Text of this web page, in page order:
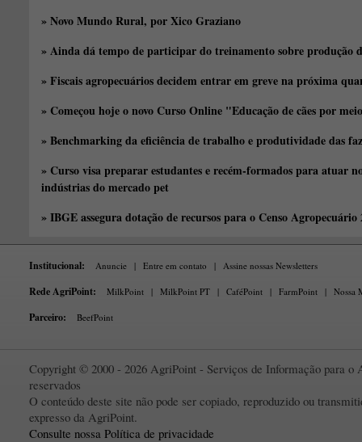
» Novo Mundo Rural, por Xico Graziano
» Ainda dá tempo de participar do treinamento sobre produção
» Fiscais agropecuários decidem entrar em greve na próxima
» Começou hoje o novo Curso Online "Educação de cães por
» Benchmarking da eficiência de trabalho e produtividade das
» Curso visa preparar estudantes e recém-formados para atuar
indústrias do mercado pet
» IBGE assegura dotação de recursos para o Censo Agropecuário
Institucional: Anuncie | Entre em contato | Assine nossas Newsletters
Rede AgriPoint: MilkPoint | MilkPoint PT | CaféPoint | FarmPoint | Nossa
Parceiro: BeefPoint
Copyright © 2000 - 2026 AgriPoint - Serviços de Informação para o
reservados
O conteúdo deste site não pode ser copiado, reproduzido ou
expresso da AgriPoint.
Consulte nossa Política de privacidade